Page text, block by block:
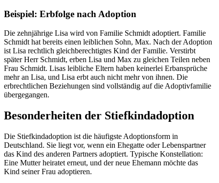
Beispiel: Erbfolge nach Adoption
Die zehnjährige Lisa wird von Familie Schmidt adoptiert. Familie
Schmidt hat bereits einen leiblichen Sohn, Max. Nach der Adoption
ist Lisa rechtlich gleichberechtigtes Kind der Familie. Verstirbt
später Herr Schmidt, erben Lisa und Max zu gleichen Teilen neben
Frau Schmidt. Lisas leibliche Eltern haben keinerlei Erbansprüche
mehr an Lisa, und Lisa erbt auch nicht mehr von ihnen. Die
erbrechtlichen Beziehungen sind vollständig auf die Adoptivfamilie
übergegangen.
Besonderheiten der Stiefkindadoption
Die Stiefkindadoption ist die häufigste Adoptionsform in
Deutschland. Sie liegt vor, wenn ein Ehegatte oder Lebenspartner
das Kind des anderen Partners adoptiert. Typische Konstellation:
Eine Mutter heiratet erneut, und der neue Ehemann möchte das
Kind seiner Frau adoptieren.